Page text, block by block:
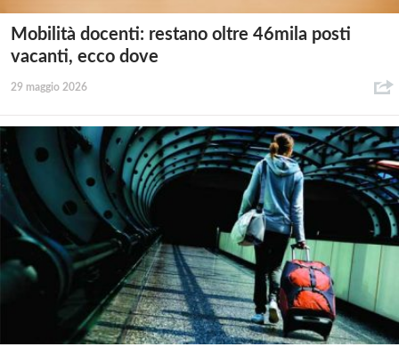
Mobilità docenti: restano oltre 46mila posti
vacanti, ecco dove
29 maggio 2026